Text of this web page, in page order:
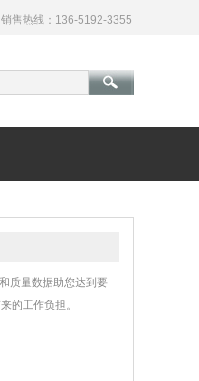
销售热线：136-5192-3355
质量数据助您达到要
的工作负担。